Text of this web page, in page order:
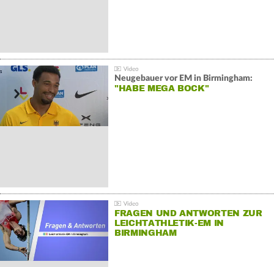
Neugebauer vor EM in Birmingham:
"HABE MEGA BOCK"
FRAGEN UND ANTWORTEN ZUR
LEICHTATHLETIK-EM IN
BIRMINGHAM